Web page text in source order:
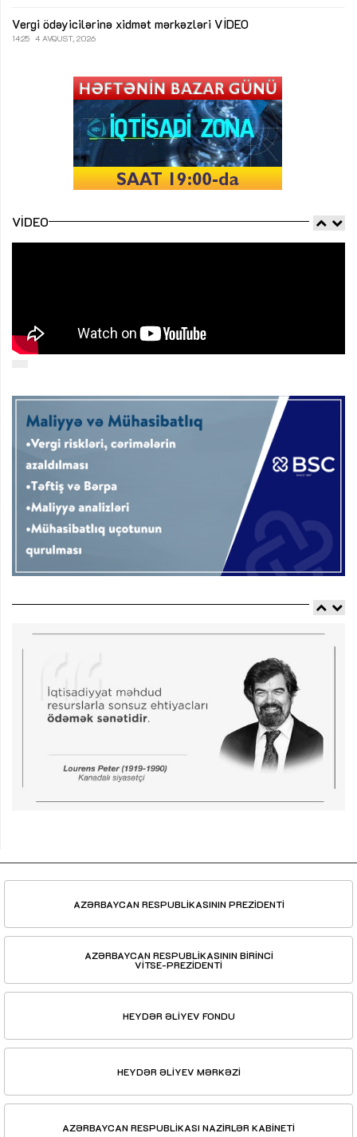
Vergi ödəyicilərinə xidmət mərkəzləri VİDEO
14:25 4 AVQUST, 2026
VIDEO
AZƏRBAYCAN RESPUBLİKASININ PREZİDENTİ
AZƏRBAYCAN RESPUBLİKASININ BİRİNCİ
VİTSE-PREZİDENTİ
HEYDƏR ƏLİYEV FONDU
HEYDƏR ƏLİYEV MƏRKƏZİ
AZƏRBAYCAN RESPUBLİKASI NAZİRLƏR KABİNETİ